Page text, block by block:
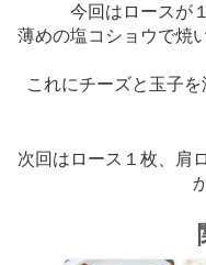
今回はロースが
薄めの塩コショウで焼
これにチーズと玉子
次回はロース１枚、肩